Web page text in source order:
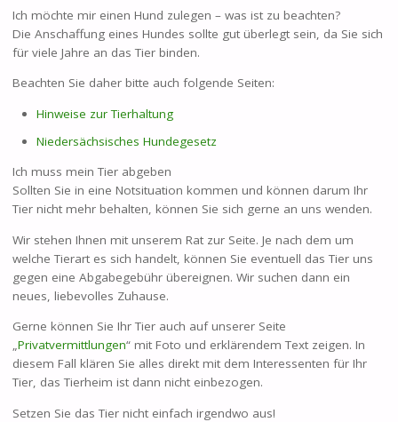
Ich möchte mir einen Hund zulegen – was ist zu beachten?
Die Anschaffung eines Hundes sollte gut überlegt sein, da Sie sich
für viele Jahre an das Tier binden.
Beachten Sie daher bitte auch folgende Seiten:
Hinweise zur Tierhaltung
Niedersächsisches Hundegesetz
Ich muss mein Tier abgeben
Sollten Sie in eine Notsituation kommen und können darum Ihr
Tier nicht mehr behalten, können Sie sich gerne an uns wenden.
Wir stehen Ihnen mit unserem Rat zur Seite. Je nach dem um
welche Tierart es sich handelt, können Sie eventuell das Tier uns
gegen eine Abgabegebühr übereignen. Wir suchen dann ein
neues, liebevolles Zuhause.
Gerne können Sie Ihr Tier auch auf unserer Seite
„Privatvermittlungen“ mit Foto und erklärendem Text zeigen. In
diesem Fall klären Sie alles direkt mit dem Interessenten für Ihr
Tier, das Tierheim ist dann nicht einbezogen.
Setzen Sie das Tier nicht einfach irgendwo aus!